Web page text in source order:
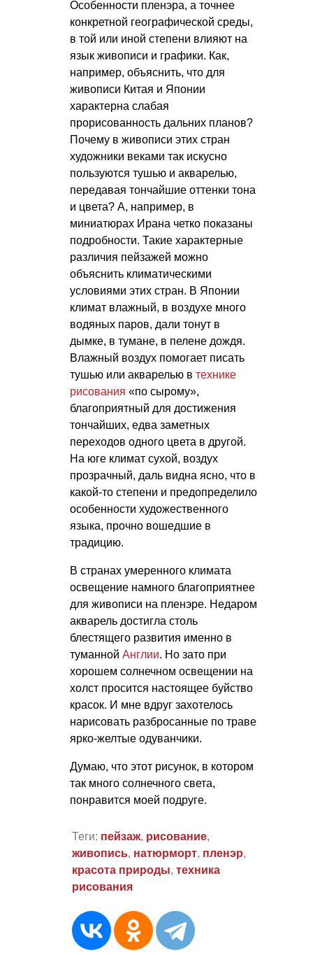
Особенности пленэра, а точнее
конкретной географической среды,
в той или иной степени влияют на
язык живописи и графики. Как,
например, объяснить, что для
живописи Китая и Японии
характерна слабая
прорисованность дальних планов?
Почему в живописи этих стран
художники веками так искусно
пользуются тушью и акварелью,
передавая тончайшие оттенки тона
и цвета? А, например, в
миниатюрах Ирана четко показаны
подробности. Такие характерные
различия пейзажей можно
объяснить климатическими
условиями этих стран. В Японии
климат влажный, в воздухе много
водяных паров, дали тонут в
дымке, в тумане, в пелене дождя.
Влажный воздух помогает писать
тушью или акварелью в технике
рисования «по сырому»,
благоприятный для достижения
тончайших, едва заметных
переходов одного цвета в другой.
На юге климат сухой, воздух
прозрачный, даль видна ясно, что в
какой-то степени и предопределило
особенности художественного
языка, прочно вошедшие в
традицию.
В странах умеренного климата
освещение намного благоприятнее
для живописи на пленэре. Недаром
акварель достигла столь
блестящего развития именно в
туманной Англии. Но зато при
хорошем солнечном освещении на
холст просится настоящее буйство
красок. И мне вдруг захотелось
нарисовать разбросанные по траве
ярко-желтые одуванчики.
Думаю, что этот рисунок, в котором
так много солнечного света,
понравится моей подруге.
Теги: пейзаж, рисование,
живопись, натюрморт, пленэр,
красота природы, техника
рисования